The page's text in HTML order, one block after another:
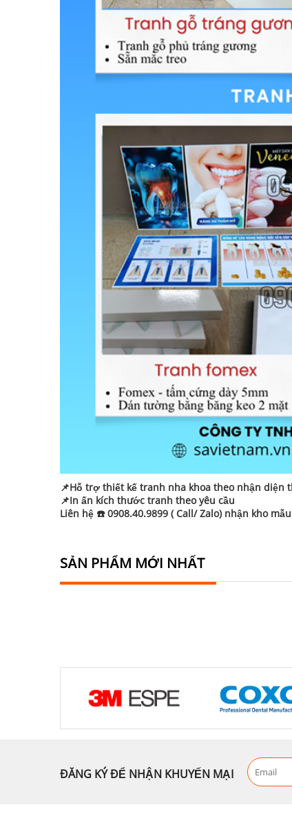
📌Hỗ trợ thiết kế tranh nha khoa theo nhận diện
📌In ấn kích thước tranh theo yêu cầu
Liên hệ ☎️ 0908.40.9899 ( Call/ Zalo) nhận kho
SẢN PHẨM MỚI NHẤT
ĐĂNG KÝ ĐỂ NHẬN KHUYẾN MẠI